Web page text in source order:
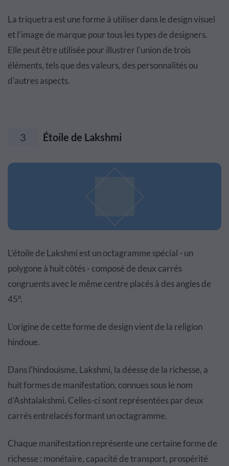
La triquetra est une forme à utiliser dans le design visuel
et l'image de marque pour tous les types de designers.
Elle peut être utilisée pour illustrer l'union de trois
éléments, tels que des valeurs, des personnalités ou
d'autres aspects.
3 Étoile de Lakshmi
L'étoile de Lakshmi est un octagramme spécial - un
polygone à huit côtés - composé de deux carrés
congruents avec le même centre placés à des angles de
45°.
L'origine de cette forme de design vient de la religion
hindoue.
Dans l'hindouisme, Lakshmi, la déesse de la richesse, a
huit formes de manifestation, connues sous le nom
d'Ashtalakshmi. Celles-ci sont représentées par deux
carrés entrelacés formant un octagramme.
Chaque manifestation représente une certaine forme de
richesse : monétaire, capacité de transport, prospérité